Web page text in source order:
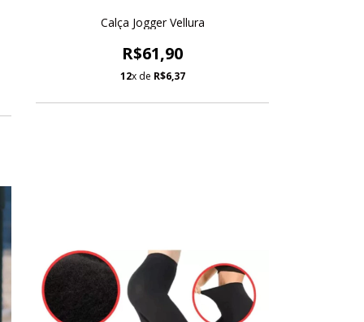
Calça Jogger Vellura
R$61,90
12x de R$6,37